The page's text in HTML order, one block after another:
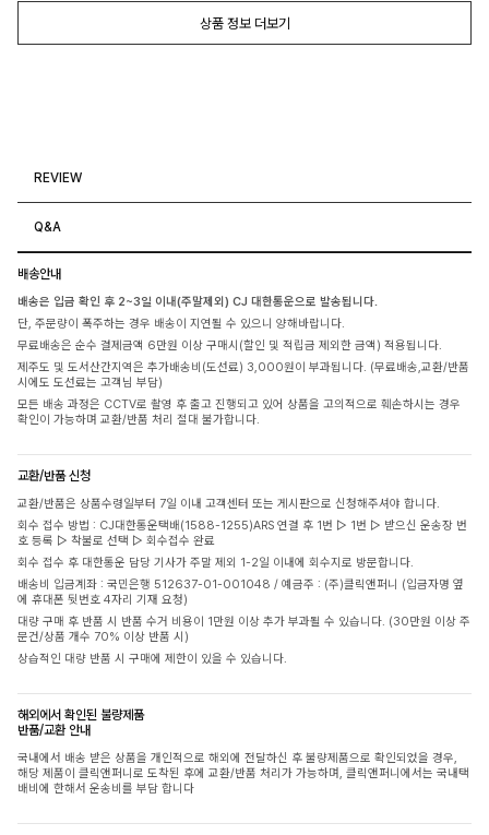
상품 정보 더보기
REVIEW
Q&A
배송안내
배송은 입금 확인 후 2~3일 이내(주말제외) CJ 대한통운으로 발송됩니다.
단, 주문량이 폭주하는 경우 배송이 지연될 수 있으니 양해바랍니다.
무료배송은 순수 결제금액 6만원 이상 구매시(할인 및 적립금 제외한 금액) 적용됩니다.
제주도 및 도서산간지역은 추가배송비(도선료) 3,000원이 부과됩니다. (무료배송,교환/반품
시에도 도선료는 고객님 부담)
모든 배송 과정은 CCTV로 촬영 후 출고 진행되고 있어 상품을 고의적으로 훼손하시는 경우
확인이 가능하며 교환/반품 처리 절대 불가합니다.
교환/반품 신청
교환/반품은 상품수령일부터 7일 이내 고객센터 또는 게시판으로 신청해주셔야 합니다.
회수 접수 방법 : CJ대한통운택배(1588-1255)ARS 연결 후 1번 ▷ 1번 ▷ 받으신 운송장 번
호 등록 ▷ 착불로 선택 ▷ 회수접수 완료
회수 접수 후 대한통운 담당 기사가 주말 제외 1-2일 이내에 회수지로 방문합니다.
배송비 입금계좌 : 국민은행 512637-01-001048 / 예금주 : (주)클릭앤퍼니 (입금자명 옆
에 휴대폰 뒷번호 4자리 기재 요청)
대량 구매 후 반품 시 반품 수거 비용이 1만원 이상 추가 부과될 수 있습니다. (30만원 이상 주
문건/상품 개수 70% 이상 반품 시)
상습적인 대량 반품 시 구매에 제한이 있을 수 있습니다.
해외에서 확인된 불량제품
반품/교환 안내
국내에서 배송 받은 상품을 개인적으로 해외에 전달하신 후 불량제품으로 확인되었을 경우,
해당 제품이 클릭앤퍼니로 도착된 후에 교환/반품 처리가 가능하며, 클릭앤퍼니에서는 국내택
배비에 한해서 운송비를 부담 합니다